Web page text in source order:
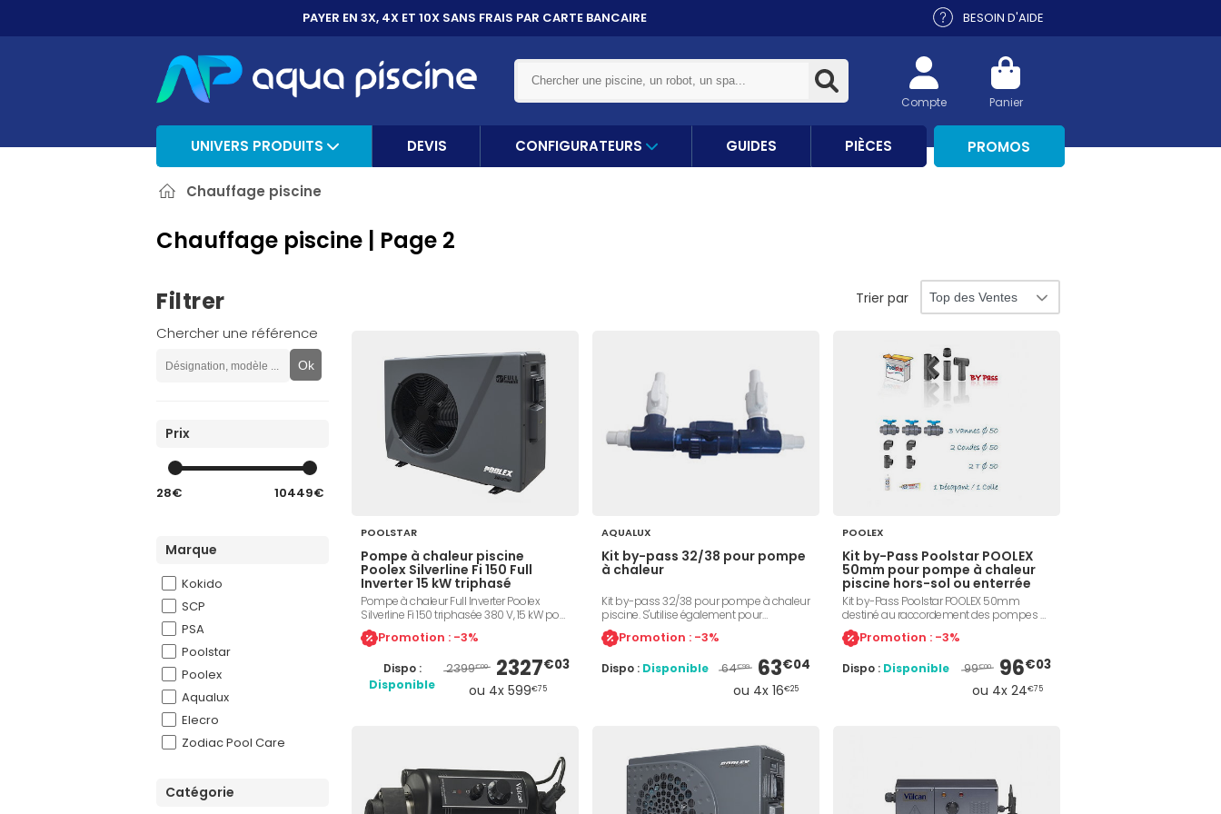
PAYER EN 3X, 4X ET 10XSANS FRAIS PAR CARTE BANCAIRE BESOIN D'AIDE
Panier
Compte
UNIVERS PRODUITS DEVIS CONFIGURATEURS GUIDES PIÈCES PROMOS
Chauffage piscine
Chauffage piscine | Page 2
Filtrer
Chercher une référence
Ok
Prix
28€ 10449€
Marque
Kokido
SCP
PSA
Poolstar
Poolex
Aqualux
Elecro
Zodiac Pool Care
Catégorie
Trier par
POOLSTAR
Pompe à chaleur piscine
Poolex Silverline Fi 150 Full
Inverter 15 kW triphasé
Pompe à chaleur Full Inverter Poolex
Silverline Fi 150 triphasée 380 V, 15 kW pour
bassins de 65 à 80 m³. Compresseur
Mitsubishi à vitesse variable, échangeur
Twisted Tech en titane, gaz R32.
Réversible chaud/froid, Wi-Fi intégré.
Niveau sonore 40 à 54 dB(A), débit d'eau
5 à 7 m³/h. Référence Poolex PC-SLP150TN.
Promotion : -3%
Dispo :
Disponible
2399€00 2327€03
ou 4x 599€75
AQUALUX
Kit by-pass 32/38 pour pompe
à chaleur
Kit by-pass 32/38 pour pompe à chaleur
piscine. S'utilise également pour
l'installation d'appareil de traitement
automatique. Pour tuyaux avec diamètre
Promotion : -3%
Dispo : Disponible 64€99 63€04
ou 4x 16€25
POOLEX
Kit by-Pass Poolstar POOLEX
50mm pour pompe à chaleur
piscine hors-sol ou enterrée
Kit by-Pass Poolstar POOLEX 50mm
destiné au raccordement des pompes à
chaleur, ou tout autre appareil sur la
filtration de votre bassin. Le kit se
compose de 3 vannes Ø50, 2 coudes
Ø50, 2 TØ50, 1 colle et 1 décapant.
Promotion : -3%
Dispo : Disponible 99€00 96€03
ou 4x 24€75